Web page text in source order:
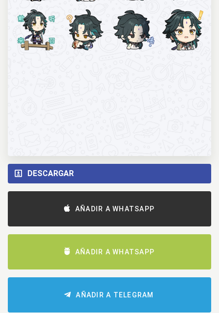
DESCARGAR
AÑADIR A WHATSAPP
AÑADIR A WHATSAPP
AÑADIR A TELEGRAM